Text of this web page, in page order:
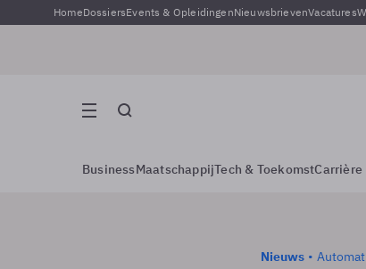
HomeDossiersEvents & OpleidingenNieuwsbrievenVacatures
BusinessMaatschappijTech & ToekomstCarrière
Nieuws